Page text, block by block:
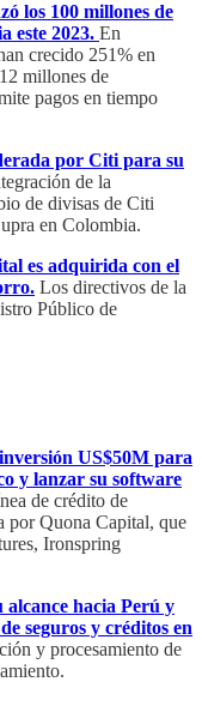
los 100 millones de
este 2023. En
crecido 251% en
millones de
pagos en tiempo
por Citi para su
de la
de divisas de Citi
en Colombia.
es adquirida con el
Los directivos de la
Público de
US$50M para
y lanzar su software
de crédito de
por Quona Capital, que
Ironspring
hacia Perú y
seguros y créditos en
y procesamiento de